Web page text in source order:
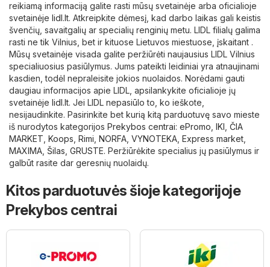
reikiamą informaciją galite rasti mūsų svetainėje arba oficialioje
svetainėje lidl.lt. Atkreipkite dėmesį, kad darbo laikas gali keistis
švenčių, savaitgalių ar specialių renginių metu. LIDL filialų galima
rasti ne tik Vilnius, bet ir kituose Lietuvos miestuose, įskaitant .
Mūsų svetainėje visada galite peržiūrėti naujausius LIDL Vilnius
specialiuosius pasiūlymus. Jums pateikti leidiniai yra atnaujinami
kasdien, todėl nepraleisite jokios nuolaidos. Norėdami gauti
daugiau informacijos apie LIDL, apsilankykite oficialioje jų
svetainėje lidl.lt. Jei LIDL nepasiūlo to, ko ieškote,
nesijaudinkite. Pasirinkite bet kurią kitą parduotuvę savo mieste
iš nurodytos kategorijos Prekybos centrai: ePromo IKI ČIA
MARKET Koops Rimi NORFA VYNOTEKA Express market
MAXIMA Šilas GRUSTE. Peržiūrėkite specialius jų pasiūlymus ir
galbūt rasite dar geresnių nuolaidų.
Kitos parduotuvės šioje kategorijoje
Prekybos centrai